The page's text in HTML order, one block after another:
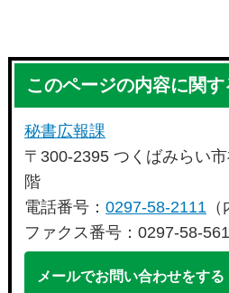
このページの内容に関
秘書広報課
〒300-2395 つくばみらい
階
電話番号：0297-58-2111
ファクス番号：0297-58-
メールでお問い合わせをする